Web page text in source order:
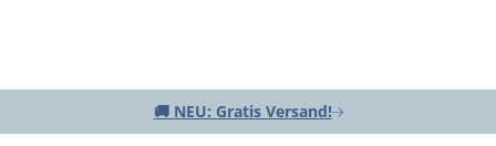
🚚 NEU: Gratis Versand!